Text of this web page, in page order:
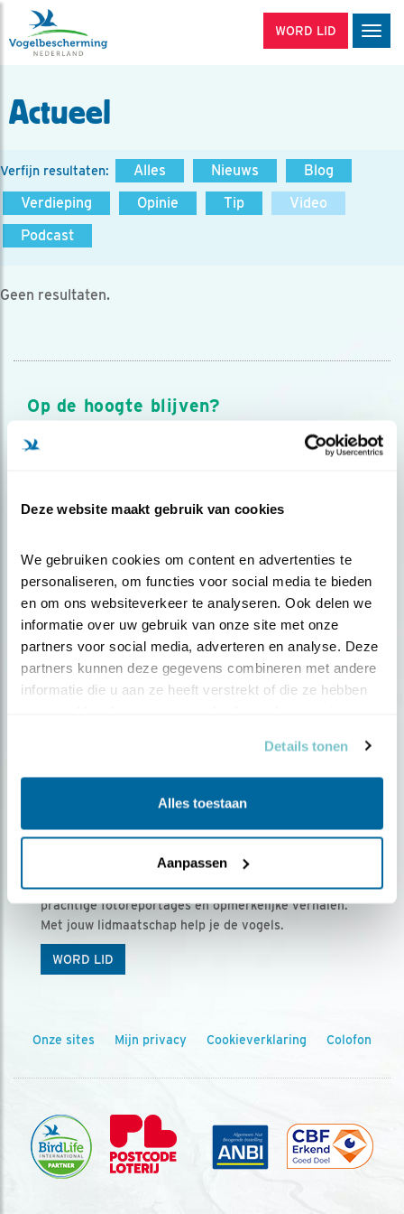
Deze website maakt gebruik van cookies
We gebruiken cookies om content en advertenties te
personaliseren, om functies voor social media te bieden
en om ons websiteverkeer te analyseren. Ook delen we
informatie over uw gebruik van onze site met onze
partners voor social media, adverteren en analyse. Deze
partners kunnen deze gegevens combineren met andere
informatie die u aan ze heeft verstrekt of die ze hebben
Details tonen
Alles toestaan
Aanpassen
WORD LID
Actueel
Verfijn resultaten: Alles Nieuws
Blog
Verdieping
Opinie Tip
Video
Podcast
Geen resultaten.
Op de hoogte blijven?
Meld je aan en ontvang nieuws, inspiratie, acties en tips
over vogels en activiteiten van Vogelbescherming.
Ontvang 5 x Vogels voor € 36,00 per jaar
Vogels is het tijdschrift voor onze leden, met
prachtige fotoreportages en opmerkelijke verhalen.
Met jouw lidmaatschap help je de vogels.
WORD LID
Onze sites Mijn privacy Cookieverklaring Colofon